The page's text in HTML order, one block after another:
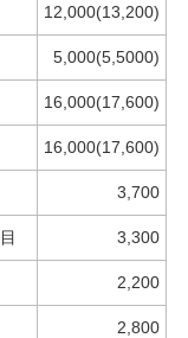
12,000(13,200)
5,000(5,5000)
16,000(17,600)
16,000(17,600)
3,700
3,300
2,200
2,800